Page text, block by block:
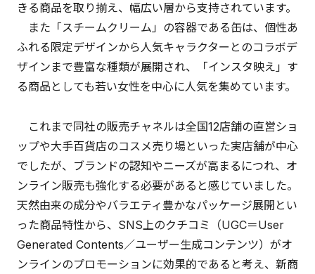
きる商品を取り揃え、幅広い層から支持されています。
また「スチームクリーム」の容器である缶は、個性あ
ふれる限定デザインから人気キャラクターとのコラボデ
ザインまで豊富な種類が展開され、「インスタ映え」す
る商品としても若い女性を中心に人気を集めています。
これまで同社の販売チャネルは全国12店舗の直営ショ
ップや大手百貨店のコスメ売り場といった実店舗が中心
でしたが、ブランドの認知やニーズが高まるにつれ、オ
ンライン販売も強化する必要があると感じていました。
天然由来の成分やバラエティ豊かなパッケージ展開とい
った商品特性から、SNS上のクチコミ（UGC＝User
Generated Contents／ユーザー生成コンテンツ）がオ
ンラインのプロモーションに効果的であると考え、新商